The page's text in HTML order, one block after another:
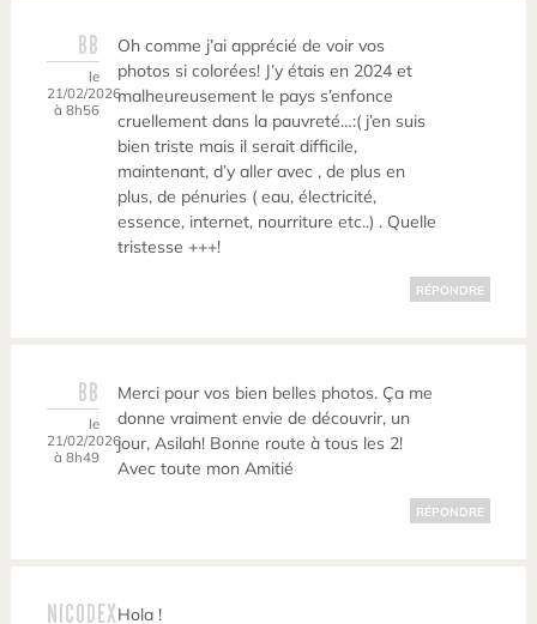
BB
le
21/02/2026
à 8h56
Oh comme j’ai apprécié de voir vos
photos si colorées! J’y étais en 2024 et
malheureusement le pays s’enfonce
cruellement dans la pauvreté…:( j’en suis
bien triste mais il serait difficile,
maintenant, d’y aller avec , de plus en
plus, de pénuries ( eau, électricité,
essence, internet, nourriture etc..) . Quelle
tristesse +++!
RÉPONDRE
BB
le
21/02/2026
à 8h49
Merci pour vos bien belles photos. Ça me
donne vraiment envie de découvrir, un
jour, Asilah! Bonne route à tous les 2!
Avec toute mon Amitié
RÉPONDRE
NICODEXHola !